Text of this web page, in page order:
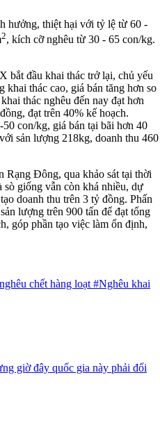
hưởng, thiệt hại với tỷ lệ từ 60 -
2, kích cỡ nghêu từ 30 - 65 con/kg.
bắt đầu khai thác trở lại, chủ yếu
khai thác cao, giá bán tăng hơn so
thác nghêu đến nay đạt hơn
đạt trên 40% kế hoạch.
con/kg, giá bán tại bãi hơn 40
sản lượng 218kg, doanh thu 460
Đông, qua khảo sát tại thời
giống vẫn còn khá nhiều, dự
doanh thu trên 3 tỷ đồng. Phấn
lượng trên 900 tấn để đạt tổng
góp phần tạo việc làm ổn định,
chết hàng loạt #Nghêu khai
giờ đây quốc gia này phải đối